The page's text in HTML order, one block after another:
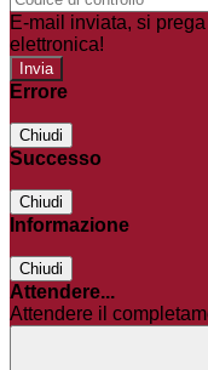
E-mail inviata, si
elettronica!
Errore
Chiudi
Successo
Chiudi
Informazione
Chiudi
Attendere...
Attendere il